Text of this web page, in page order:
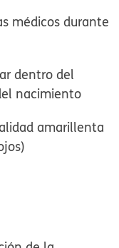
médicos durante
dentro del
nacimiento
amarillenta